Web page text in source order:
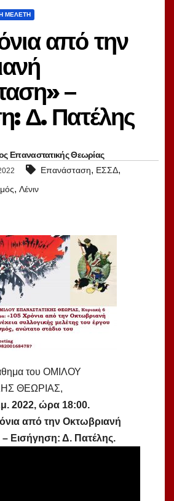
ΜΕΛΈΤΗ
από την
–
Δ. Πατέλης
Επαναστατικής Θεωρίας
Επανάσταση, ΕΣΣΔ,
, Λένιν
του ΟΜΙΛΟΥ
ΘΕΩΡΙΑΣ,
2022, ώρα 18:00.
από την Οκτωβριανή
– Εισήγηση: Δ. Πατέλης.